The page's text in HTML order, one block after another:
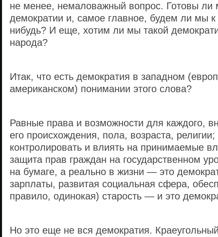
не менее, немаловажный вопрос. Готовы ли
демократии и, самое главное, будем ли мы к
нибудь? И еще, хотим ли мы такой
народа?
Итак, что есть демократия в западном
американском) понимании этого слова?
Равные права и возможности для каждого,
его происхождения, пола, возраста,
контролировать и влиять на принимаемые
защита прав граждан на государственном
на бумаге, а реально в жизни — это
зарплаты, развитая социальная сфера,
правило, одинокая) старость — и это
Но это еще не вся демократия.